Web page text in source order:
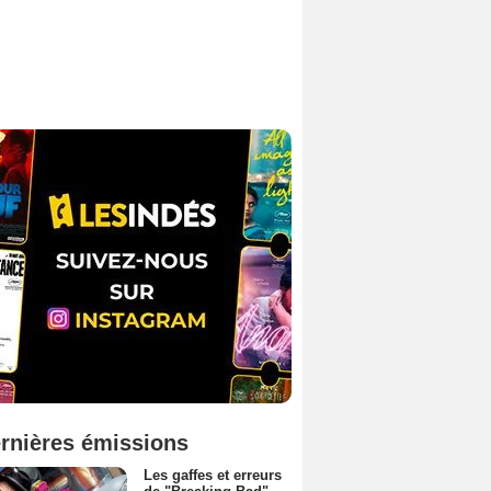
émissions
Les gaffes et erreurs